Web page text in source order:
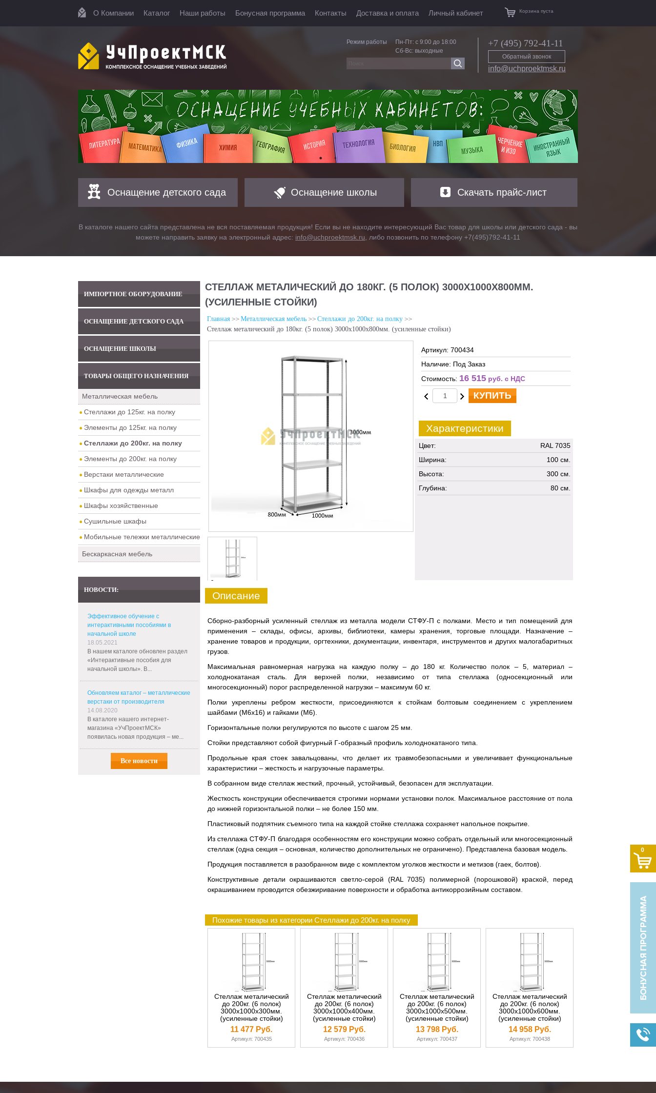
О Компании Каталог Наши работы Бонусная программа Контакты Доставка и оплата Личный кабинет Корзина пуста
Режим работы
Пн-Пт: с 9:00 до 18:00
Сб-Вс: выходные
+7 (495) 792-41-11
Обратный звонок
info@uchproektmsk.ru
Оснащение детского сада Оснащение школы Скачать прайс-лист
В каталоге нашего сайта представлена не вся поставляемая продукция! Если вы не находите интересующий Вас товар для школы или детского сада - вы
можете направить заявку на электронный адрес: info@uchproektmsk.ru , либо позвонить по телефону +7(495)792-41-11
ИМПОРТНОЕ ОБОРУДОВАНИЕ
ОСНАЩЕНИЕ ДЕТСКОГО САДА
ОСНАЩЕНИЕ ШКОЛЫ
ТОВАРЫ ОБЩЕГО НАЗНАЧЕНИЯ
Металлическая мебель
Стеллажи до 125кг. на полку
Элементы до 125кг. на полку
Стеллажи до 200кг. на полку
Элементы до 200кг. на полку
Верстаки металлические
Шкафы для одежды металл
Шкафы хозяйственные
Сушильные шкафы
Мобильные тележки металлические
Бескаркасная мебель
НОВОСТИ:
Эффективное обучение с
интерактивными пособиями в
начальной школе
18.05.2021
В нашем каталоге обновлен раздел
«Интерактивные пособия для
начальной школы». В...
Обновляем каталог – металлические
верстаки от производителя
14.08.2020
В каталоге нашего интернет-
магазина «УчПроектМСК»
появилась новая продукция – ме...
Все новости
СТЕЛЛАЖ МЕТАЛИЧЕСКИЙ ДО 180КГ. (5 ПОЛОК) 3000Х1000Х800ММ.
(УСИЛЕННЫЕ СТОЙКИ)
Главная Металлическая мебель
Стеллажи до 200кг. на полку
Стеллаж металический до 180кг. (5 полок) 3000х1000х800мм. (усиленные стойки)
0
Артикул: 700434
Наличие: Под Заказ
Стоимость: 16 515 руб. c НДС
КУПИТЬ
Характеристики
Цвет:
RAL 7035
Ширина:
100 см.
Высота:
300 см.
Глубина:
80 см.
Описание
Сборно-разборный усиленный стеллаж из металла модели СТФУ-П с полками. Место и тип помещений для
применения – склады, офисы, архивы, библиотеки, камеры хранения, торговые площади. Назначение –
хранение товаров и продукции, оргтехники, документации, инвентаря, инструментов и других малогабаритных
грузов.
Максимальная равномерная нагрузка на каждую полку – до 180 кг. Количество полок – 5, материал –
холоднокатаная сталь. Для верхней полки, независимо от типа стеллажа (односекционный или
многосекционный) порог распределенной нагрузки – максимум 60 кг.
Полки укреплены ребром жесткости, присоединяются к стойкам болтовым соединением с укреплением
шайбами (М6х16) и гайками (М6).
Горизонтальные полки регулируются по высоте с шагом 25 мм.
Стойки представляют собой фигурный Г-образный профиль холоднокатаного типа.
Продольные края стоек завальцованы, что делает их травмобезопасными и увеличивает функциональные
характеристики – жесткость и нагрузочные параметры.
В собранном виде стеллаж жесткий, прочный, устойчивый, безопасен для эксплуатации.
Жесткость конструкции обеспечивается строгими нормами установки полок. Максимальное расстояние от пола
до нижней горизонтальной полки – не более 150 мм.
Пластиковый подпятник съемного типа на каждой стойке стеллажа сохраняет напольное покрытие.
Из стеллажа СТФУ-П благодаря особенностям его конструкции можно собрать отдельный или многосекционный
стеллаж (одна секция – основная, количество дополнительных не ограничено). Представлена базовая модель.
Продукция поставляется в разобранном виде с комплектом уголков жесткости и метизов (гаек, болтов).
Конструктивные детали окрашиваются светло-серой (RAL 7035) полимерной (порошковой) краской, перед
окрашиванием проводится обезжиривание поверхности и обработка антикоррозийным составом.
Похожие товары из категории Стеллажи до 200кг. на полку
Стеллаж металический
до 200кг. (6 полок)
3000х1000х300мм.
(усиленные стойки)
11 477 Руб.
Артикул: 700435
Стеллаж металический
до 200кг. (6 полок)
3000х1000х400мм.
(усиленные стойки)
12 579 Руб.
Артикул: 700436
Стеллаж металический
до 200кг. (6 полок)
3000х1000х500мм.
(усиленные стойки)
13 798 Руб.
Артикул: 700437
Стеллаж металический
до 200кг. (6 полок)
3000х1000х600мм.
(усиленные стойки)
14 958 Руб.
Артикул: 700438
0